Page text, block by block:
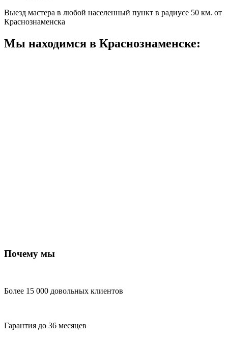
Выезд мастера в любой населенный пункт в радиусе 50 км. от
Краснознаменска
Мы находимся в Краснознаменске:
Почему мы
Более 15 000 довольных клиентов
Гарантия до 36 месяцев